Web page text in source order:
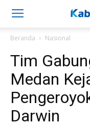
Beranda Nasional
Tim
Medan
Darwin